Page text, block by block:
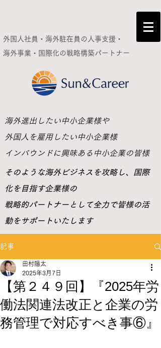
外国人社員・海外駐在員の人事支援・
海外事業・国際化の戦略構築パートナー
​海外進出したい中小企業様や
外国人を雇用したい中小企業様
インバウンドに興味ある中小企業の皆様
​そのような海外ビジネスを攻略し、国際
化を目指す企業様の
戦略的パートナーとして全力で皆様の活
動をサポートいたします
記事
【第２４９回】『2025年労
働法関連法改正と企業の労
務管理で対応すべき事⑥』
田村陽太
2025年3月7日